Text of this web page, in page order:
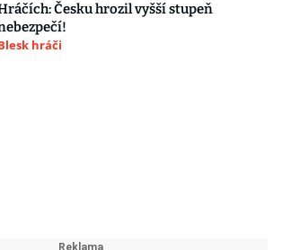
Česku hrozil vyšší stupeň
hráči